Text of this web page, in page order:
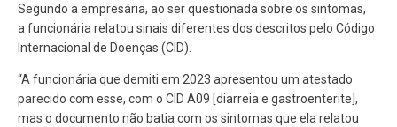
Segundo a empresária, ao ser questionada sobre os sintomas,
a funcionária relatou sinais diferentes dos descritos pelo Código
Internacional de Doenças (CID).
“A funcionária que demiti em 2023 apresentou um atestado
parecido com esse, com o CID A09 [diarreia e gastroenterite],
mas o documento não batia com os sintomas que ela relatou